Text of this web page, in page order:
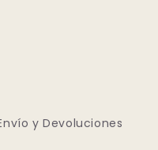
y Devoluciones